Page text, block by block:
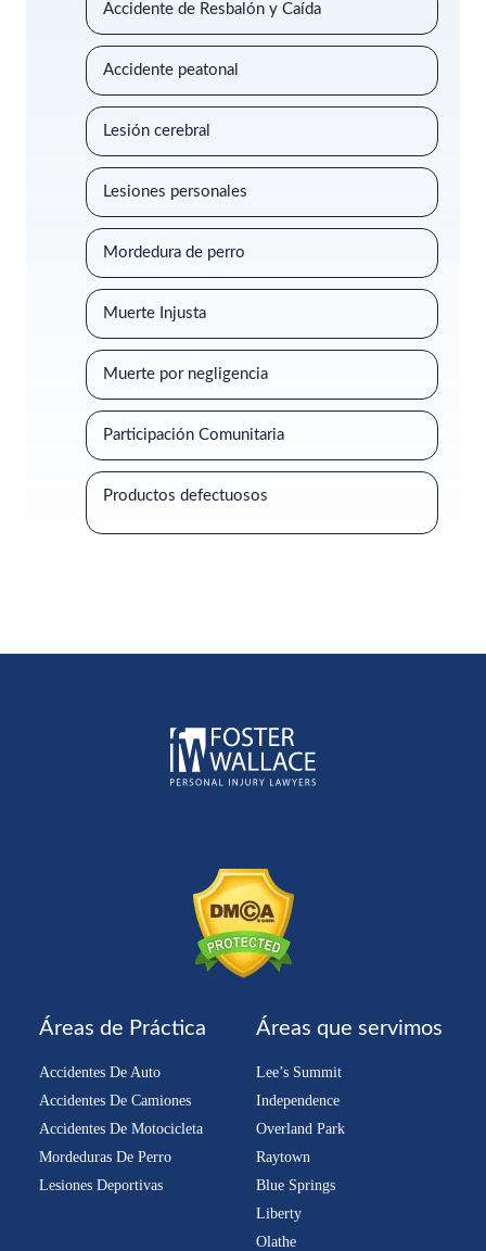
Accidente de Resbalón y Caída
Accidente peatonal
Lesión cerebral
Lesiones personales
Mordedura de perro
Muerte Injusta
Muerte por negligencia
Participación Comunitaria
Productos defectuosos
Áreas de Práctica
Accidentes De Auto
Accidentes De Camiones
Accidentes De Motocicleta
Mordeduras De Perro
Lesiones Deportivas
Áreas que servimos
Lee’s Summit
Independence
Overland Park
Raytown
Blue Springs
Liberty
Olathe